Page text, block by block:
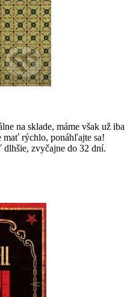
na sklade, máme však už iba
mať rýchlo, ponáhľajte sa!
zvyčajne do 32 dní.